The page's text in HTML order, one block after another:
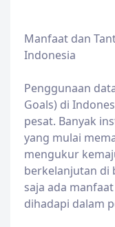
Manfaat dan
Indonesia
Penggunaan
Goals) di
pesat. Banyak
yang mulai
mengukur
berkelanjutan di
saja ada
dihadapi dalam